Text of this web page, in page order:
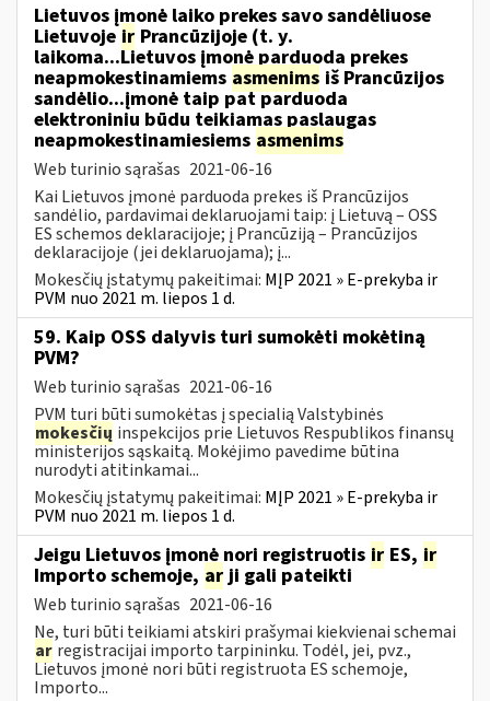
Lietuvos įmonė laiko prekes savo sandėliuose
Lietuvoje ir Prancūzijoje (t. y.
laikoma...Lietuvos įmonė parduoda prekes
neapmokestinamiems asmenims iš Prancūzijos
sandėlio...įmonė taip pat parduoda
elektroniniu būdu teikiamas paslaugas
neapmokestinamiesiems asmenims
Web turinio sąrašas 2021-06-16
Kai Lietuvos įmonė parduoda prekes iš Prancūzijos
sandėlio, pardavimai deklaruojami taip: į Lietuvą – OSS
ES schemos deklaracijoje; į Prancūziją – Prancūzijos
deklaracijoje (jei deklaruojama); į...
Mokesčių įstatymų pakeitimai: MĮP 2021 » E-prekyba ir
PVM nuo 2021 m. liepos 1 d.
59. Kaip OSS dalyvis turi sumokėti mokėtiną
PVM?
Web turinio sąrašas 2021-06-16
PVM turi būti sumokėtas į specialią Valstybinės
mokesčių inspekcijos prie Lietuvos Respublikos finansų
ministerijos sąskaitą. Mokėjimo pavedime būtina
nurodyti atitinkamai...
Mokesčių įstatymų pakeitimai: MĮP 2021 » E-prekyba ir
PVM nuo 2021 m. liepos 1 d.
Jeigu Lietuvos įmonė nori registruotis ir ES, ir
Importo schemoje, arji gali pateikti
Web turinio sąrašas 2021-06-16
Ne, turi būti teikiami atskiri prašymai kiekvienai schemai
ar registracijai importo tarpininku. Todėl, jei, pvz.,
Lietuvos įmonė nori būti registruota ES schemoje,
Importo...